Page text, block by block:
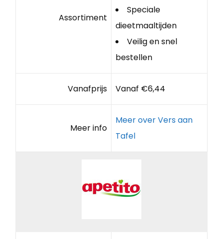
Assortiment
Speciale
dieetmaaltijden
Veilig en snel
bestellen
Vanafprijs Vanaf €6,44
Meer info
Meer over Vers aan
Tafel